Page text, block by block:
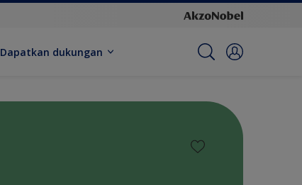
Dapatkan dukungan